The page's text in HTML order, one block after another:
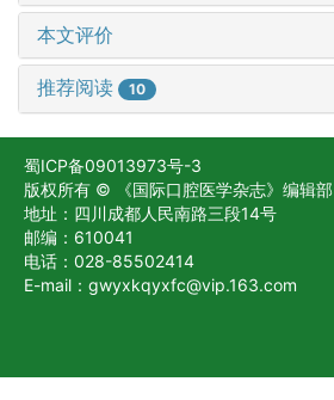
本文评价
推荐阅读 10
蜀ICP备09013973号-3
版权所有 © 《国际口腔医学杂志》编辑部
地址：四川成都人民南路三段14号
邮编：610041
电话：028-85502414
E-mail：gwyxkqyxfc@vip.163.com